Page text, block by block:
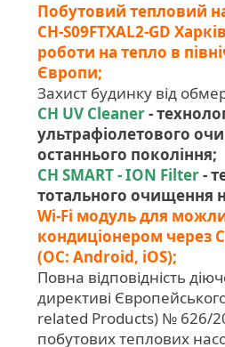
Побутовий тепловий
CH-S09FTXAL2-GD
роботи на тепло в
Європи;
Захист будинку від
CH UV Cleaner-
ультрафіолетового
останнього покоління;
CH SMART - ION Filter-
тотального очищення
Wi-Fi модуль для
кондиціонером
(ОС: Android, iOS);
Повна відповідність
директиві
related Products) № 626/
побутових теплових